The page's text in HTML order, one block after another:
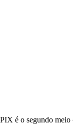
PIX é o segundo meio